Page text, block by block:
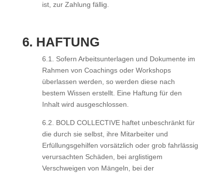
ist, zur Zahlung fällig.
6. HAFTUNG
6.1. Sofern Arbeitsunterlagen und Dokumente im
Rahmen von Coachings oder Workshops
überlassen werden, so werden diese nach
bestem Wissen erstellt. Eine Haftung für den
Inhalt wird ausgeschlossen.
6.2. BOLD COLLECTIVE haftet unbeschränkt für
die durch sie selbst, ihre Mitarbeiter und
Erfüllungsgehilfen vorsätzlich oder grob fahrlässig
verursachten Schäden, bei arglistigem
Verschweigen von Mängeln, bei der